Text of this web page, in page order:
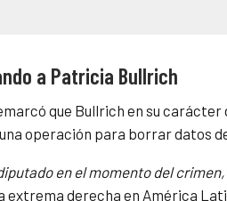
a Patricia Bullrich
que Bullrich en su
operación para borrar datos
en el momento del
extrema derecha en América